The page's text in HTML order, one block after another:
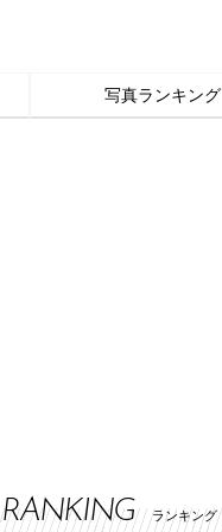
写真ランキング
RANKING ランキング